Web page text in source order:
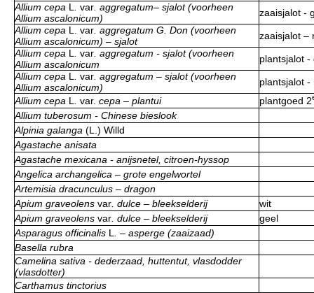
Allium cepa L var . aggregatum– sjalot (voorheen
Allium ascalonicum)
zaaisjalot -
Allium cepa L. var . aggregatum G. Don (voorheen
Allium ascalonicum) – sjalot
zaaisjalot –
Allium cepa L var . aggregatum - sjalot (voorheen
Allium ascalonicum
plantsjalot -
Allium cepa L var . aggregatum – sjalot (voorheen
Allium ascalonicum)
plantsjalot -
Allium cepa L var. cepa – plantui plantgoed 2
Allium tuberosum - Chinese bieslook
Alpinia galanga (L.) Willd
Agastache anisata
Agastache mexicana - anijsnetel, citroen-hyssop
Angelica archangelica – grote engelwortel
Artemisia dracunculus – dragon
Apium graveolens var . dulce – bleekselderij
wit
Apium graveolens var . dulce – bleekselderij
geel
Asparagus officinalis L
. – asperge (zaaizaad)
Basella rubra
Camelina sativa - dederzaad, huttentut, vlasdodder
(vlasdotter)
Carthamus tinctorius